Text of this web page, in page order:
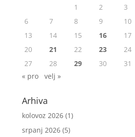
1
2 3
6
7 8 9 10
13
14 15 16 17
20
21 22 23 24
27
28 29 30
31
« pro
velj »
Arhiva
kolovoz 2026(1)
srpanj 2026(5)